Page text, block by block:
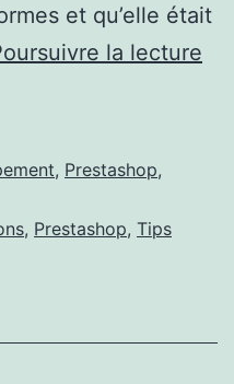
et qu’elle était
la lecture
, Prestashop,
, Prestashop, Tips